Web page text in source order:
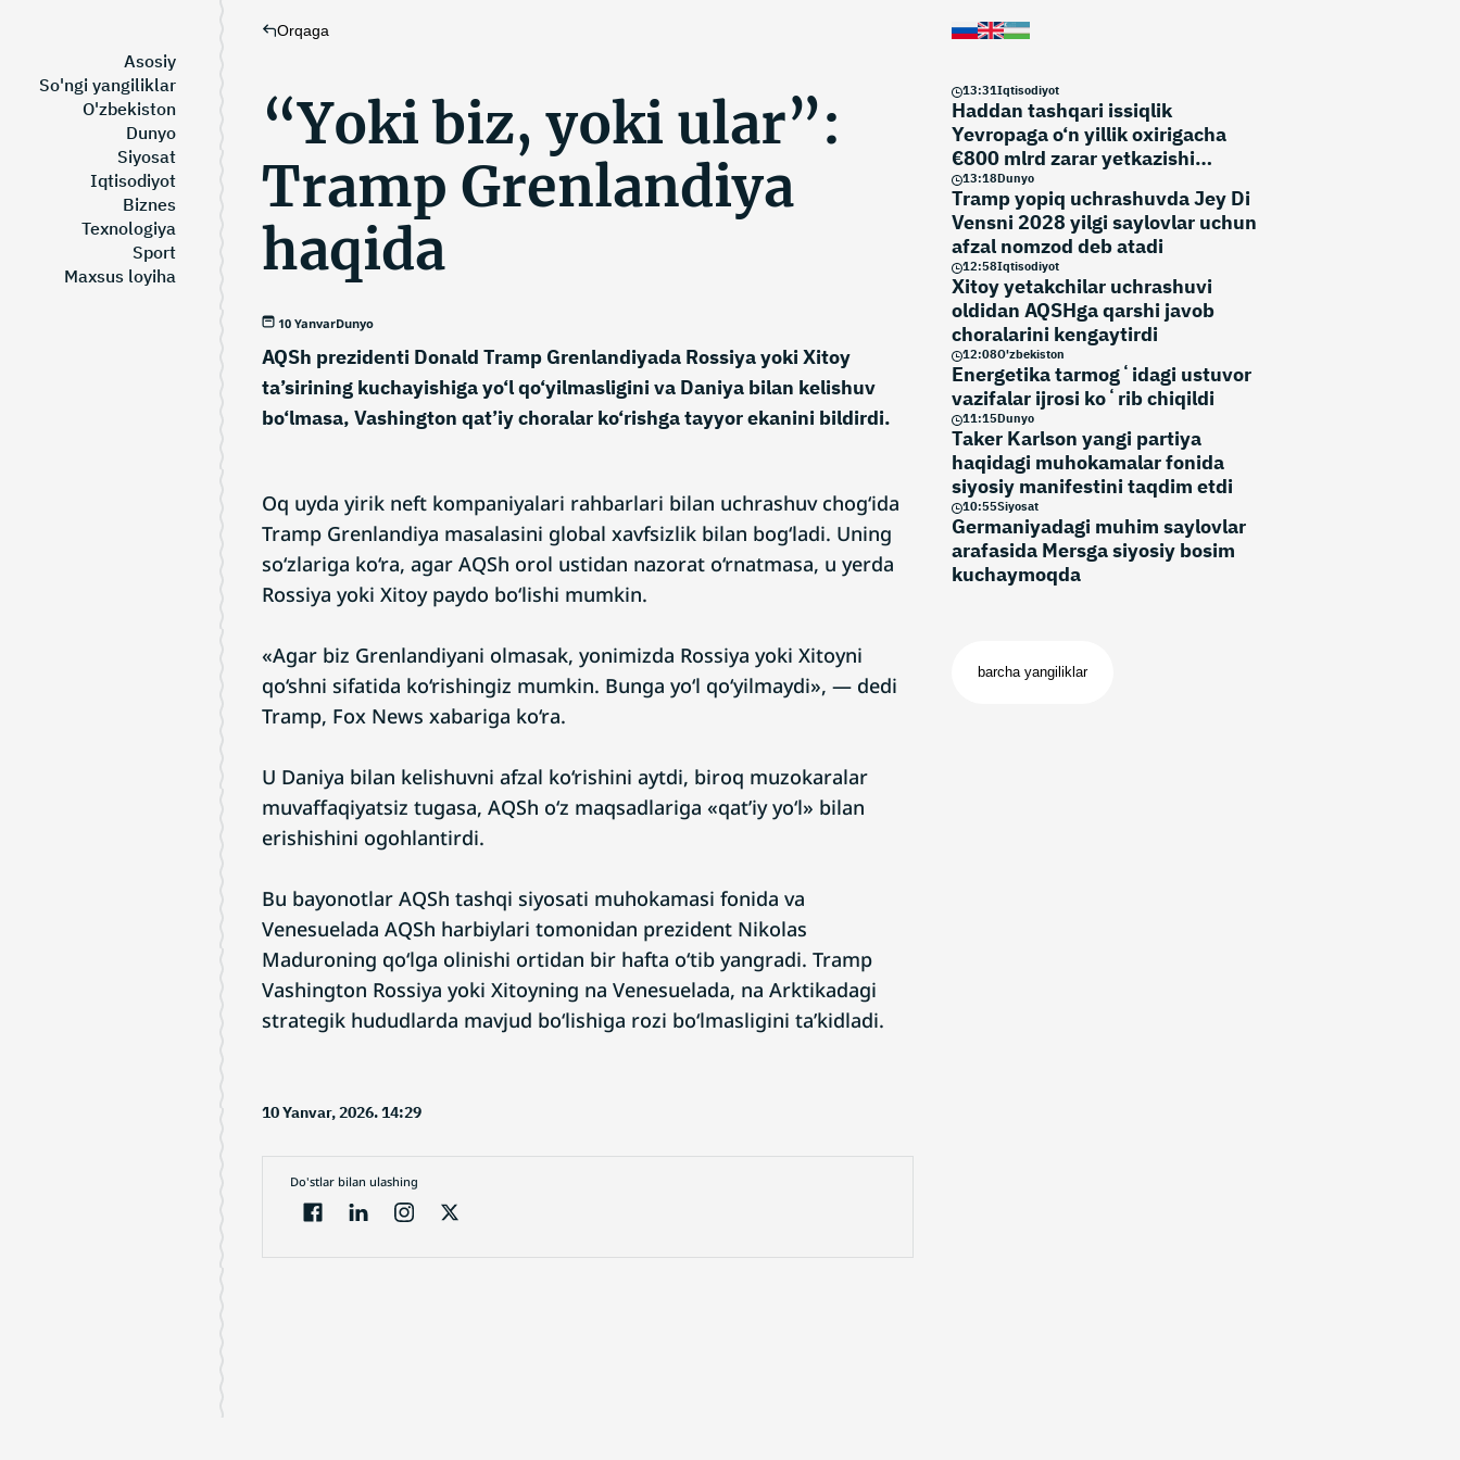
Asosiy
So'ngi yangiliklar
O'zbekiston
Dunyo
Siyosat
Iqtisodiyot
Biznes
Texnologiya
Sport
Maxsus loyiha
Orqaga
“Yoki biz, yoki ular”:
Tramp Grenlandiya
haqida
10 YanvarDunyo
AQSh prezidenti Donald Tramp Grenlandiyada Rossiya yoki Xitoy
ta’sirining kuchayishiga yo‘l qo‘yilmasligini va Daniya bilan kelishuv
bo‘lmasa, Vashington qat’iy choralar ko‘rishga tayyor ekanini bildirdi.
Oq uyda yirik neft kompaniyalari rahbarlari bilan uchrashuv chog‘ida
Tramp Grenlandiya masalasini global xavfsizlik bilan bog‘ladi. Uning
so‘zlariga ko‘ra, agar AQSh orol ustidan nazorat o‘rnatmasa, u yerda
Rossiya yoki Xitoy paydo bo‘lishi mumkin.
«Agar biz Grenlandiyani olmasak, yonimizda Rossiya yoki Xitoyni
qo‘shni sifatida ko‘rishingiz mumkin. Bunga yo‘l qo‘yilmaydi», — dedi
Tramp, Fox News xabariga ko‘ra.
U Daniya bilan kelishuvni afzal ko‘rishini aytdi, biroq muzokaralar
muvaffaqiyatsiz tugasa, AQSh o‘z maqsadlariga «qat’iy yo‘l» bilan
erishishini ogohlantirdi.
Bu bayonotlar AQSh tashqi siyosati muhokamasi fonida va
Venesuelada AQSh harbiylari tomonidan prezident Nikolas
Maduroning qo‘lga olinishi ortidan bir hafta o‘tib yangradi. Tramp
Vashington Rossiya yoki Xitoyning na Venesuelada, na Arktikadagi
strategik hududlarda mavjud bo‘lishiga rozi bo‘lmasligini ta’kidladi.
10 Yanvar, 2026. 14:29
Do'stlar bilan ulashing
13:31Iqtisodiyot
Haddan tashqari issiqlik
Yevropaga o‘n yillik oxirigacha
€800 mlrd zarar yetkazishi
mumkin
13:18Dunyo
Tramp yopiq uchrashuvda Jey Di
Vensni 2028 yilgi saylovlar uchun
afzal nomzod deb atadi
12:58Iqtisodiyot
Xitoy yetakchilar uchrashuvi
oldidan AQSHga qarshi javob
choralarini kengaytirdi
12:08O'zbekiston
Energetika tarmogʻidagi ustuvor
vazifalar ijrosi koʻrib chiqildi
11:15Dunyo
Taker Karlson yangi partiya
haqidagi muhokamalar fonida
siyosiy manifestini taqdim etdi
10:55Siyosat
Germaniyadagi muhim saylovlar
arafasida Mersga siyosiy bosim
kuchaymoqda
barcha yangiliklar